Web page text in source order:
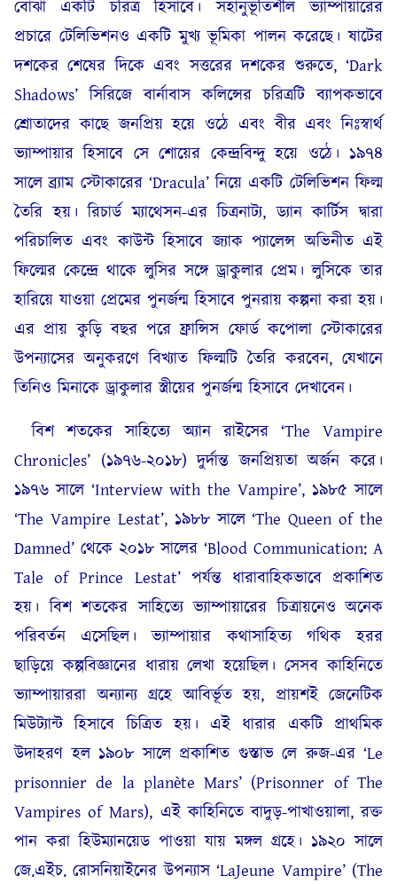
বোঝা একটি চরিত্র হিসাবে। সহানুভূতিশীল ভ্যাম্পায়ারের
প্রচারে টেলিভিশনও একটি মুখ্য ভূমিকা পালন করেছে। ষাটের
দশকের শেষের দিকে এবং সত্তরের দশকের শুরুতে, ‘Dark
Shadows’ সিরিজে বার্নাবাস কলিন্সের চরিত্রটি ব্যাপকভাবে
শ্রোতাদের কাছে জনপ্রিয় হয়ে ওঠে এবং বীর এবং নিঃস্বার্থ
ভ্যাম্পায়ার হিসাবে সে শোয়ের কেন্দ্রবিন্দু হয়ে ওঠে। ১৯৭৪
সালে ব্র্যাম স্টোকারের ‘Dracula’ নিয়ে একটি টেলিভিশন ফিল্ম
তৈরি হয়। রিচার্ড ম্যাথেসন-এর চিত্রনাট্য, ড্যান কার্টিস দ্বারা
পরিচালিত এবং কাউন্ট হিসাবে জ্যাক প্যালেন্স অভিনীত এই
ফিল্মের কেন্দ্রে থাকে লুসির সঙ্গে ড্রাকুলার প্রেম। লুসিকে তার
হারিয়ে যাওয়া প্রেমের পুনর্জন্ম হিসাবে পুনরায় কল্পনা করা হয়।
এর প্রায় কুড়ি বছর পরে ফ্রান্সিস ফোর্ড কপোলা স্টোকারের
উপন্যাসের অনুকরণে বিখ্যাত ফিল্মটি তৈরি করবেন, যেখানে
তিনিও মিনাকে ড্রাকুলার স্ত্রীয়ের পুনর্জন্ম হিসাবে দেখাবেন।
বিশ শতকের সাহিত্যে অ্যান রাইসের ‘The Vampire
Chronicles’ (১৯৭৬-২০১৮) দুর্দান্ত জনপ্রিয়তা অর্জন করে।
১৯৭৬ সালে ‘Interview with the Vampire’, ১৯৮৫ সালে
‘The Vampire Lestat’, ১৯৮৮ সালে ‘The Queen of the
Damned’ থেকে ২০১৮ সালের ‘Blood Communication: A
Tale of Prince Lestat’ পর্যন্ত ধারাবাহিকভাবে প্রকাশিত
হয়। বিশ শতকের সাহিত্যে ভ্যাম্পায়ারের চিত্রায়নেও অনেক
পরিবর্তন এসেছিল। ভ্যাম্পায়ার কথাসাহিত্য গথিক হরর
ছাড়িয়ে কল্পবিজ্ঞানের ধারায় লেখা হয়েছিল। সেসব কাহিনিতে
ভ্যাম্পায়াররা অন্যান্য গ্রহে আবির্ভূত হয়, প্রায়শই জেনেটিক
মিউট্যান্ট হিসাবে চিত্রিত হয়। এই ধারার একটি প্রাথমিক
উদাহরণ হল ১৯০৮ সালে প্রকাশিত গুস্তাভ লে রুজ-এর ‘Le
prisonnier de la planète Mars’ (Prisonner of The
Vampires of Mars), এই কাহিনিতে বাদুড়-পাখাওয়ালা, রক্ত
পান করা হিউম্যানয়েড পাওয়া যায় মঙ্গল গ্রহে। ১৯২০ সালে
জে.এইচ. রোসনিয়াইনের উপন্যাস ‘LaJeune Vampire’ (The